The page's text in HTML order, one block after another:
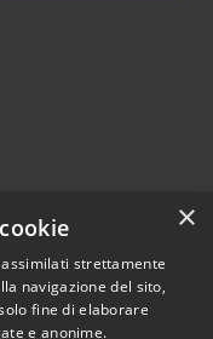
×
strettamente
navigazione del sito,
fine di elaborare
e anonime.